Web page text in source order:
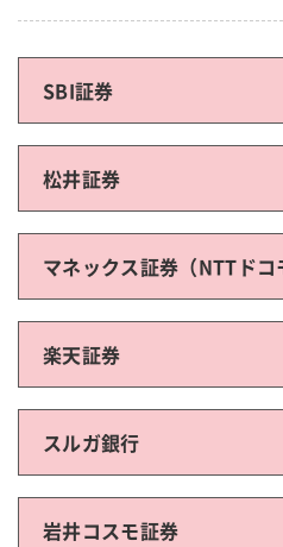
SBI証券
松井証券
マネックス証券（NTTドコ
楽天証券
スルガ銀行
岩井コスモ証券